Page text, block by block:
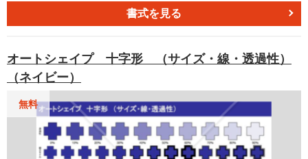
ド）」のダウンロードは無料です。 企画書に掲載する図形
やアイコンなどに、本オートシェイプ素材をご活用くださ
書式を見る
オートシェイプ 十字形 （サイズ・線・透過性）
（ネイビー）
無料